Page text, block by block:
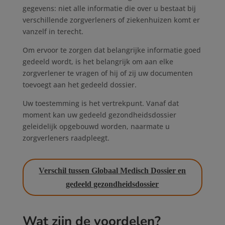
gegevens: niet alle informatie die over u bestaat bij
verschillende zorgverleners of ziekenhuizen komt er
vanzelf in terecht.
Om ervoor te zorgen dat belangrijke informatie goed
gedeeld wordt, is het belangrijk om aan elke
zorgverlener te vragen of hij of zij uw documenten
toevoegt aan het gedeeld dossier.
Uw toestemming is het vertrekpunt. Vanaf dat
moment kan uw gedeeld gezondheidsdossier
geleidelijk opgebouwd worden, naarmate u
zorgverleners raadpleegt.
Verschil tussen Globaal Medisch Dossier en
gedeeld gezondheidsdossier
Wat zijn de voordelen?